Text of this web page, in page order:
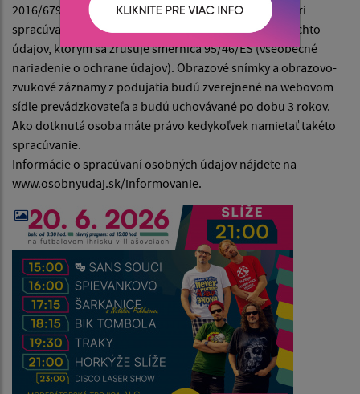
2016/679 z 27. apríla 2016 o ochrane fyzických osôb pri
spracúvaní osobných údajov a o voľnom pohybe takýchto
údajov, ktorým sa zrušuje smernica 95/46/ES (všeobecné
nariadenie o ochrane údajov). Obrazové snímky a obrazovo-
zvukové záznamy z podujatia budú zverejnené na webovom
sídle prevádzkovateľa a budú uchovávané po dobu 3 rokov.
Ako dotknutá osoba máte právo kedykoľvek namietať takéto
spracúvanie.
Informácie o spracúvaní osobných údajov nájdete na
www.osobnyudaj.sk/informovanie.